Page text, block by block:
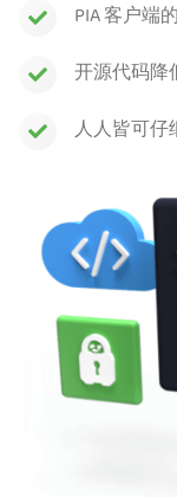
PIA 客户端
开源代码降
人人皆可仔